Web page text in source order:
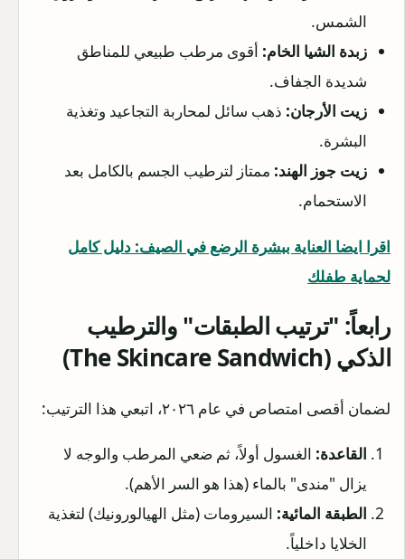
الشمس.
زبدة الشيا الخام: أقوى مرطب طبيعي للمناطق
شديدة الجفاف.
زيت الأرجان: ذهب سائل لمحاربة التجاعيد وتغذية
البشرة.
زيت جوز الهند: ممتاز لترطيب الجسم بالكامل بعد
الاستحمام.
اقرا ايضا العناية ببشرة الرضع في الصيف: دليل كامل
لحماية طفلك
رابعاً: "ترتيب الطبقات" والترطيب
الذكي (The Skincare Sandwich)
لضمان أقصى امتصاص في عام ٢٠٢٦، اتبعي هذا الترتيب:
القاعدة: الغسول أولاً، ثم ضعي المرطب والوجه لا
يزال "مندى" بالماء (هذا هو السر الأهم).
الطبقة المائية: السيرومات (مثل الهيالورونيك) لتغذية
الخلايا داخلياً.